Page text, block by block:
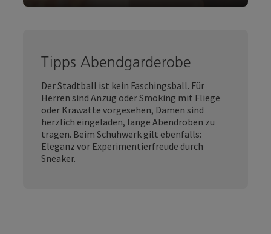
Tipps Abendgarderobe
Der Stadtball ist kein Faschingsball. Für
Herren sind Anzug oder Smoking mit Fliege
oder Krawatte vorgesehen, Damen sind
herzlich eingeladen, lange Abendroben zu
tragen. Beim Schuhwerk gilt ebenfalls:
Eleganz vor Experimentierfreude durch
Sneaker.